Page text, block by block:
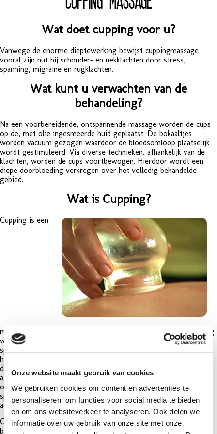
Onze website maakt gebruik van cookies
We gebruiken cookies om content en advertenties te
personaliseren, om functies voor social media te bieden
en om ons websiteverkeer te analyseren. Ook delen we
informatie over uw gebruik van onze site met onze
Wat doet cupping voor u?
Vanwege de enorme dieptewerking bewijst cuppingmassage
vooral zijn nut bij schouder- en nekklachten door stress,
spanning, migraine en rugklachten.
Wat kunt u verwachten van de
behandeling?
Na een voorbereidende, ontspannende massage worden de cups
op de, met olie ingesmeerde huid geplaatst. De bokaaltjes
worden vacuüm gezogen waardoor de bloedsomloop plaatselijk
wordt gestimuleerd. Via diverse technieken, afhankelijk van de
klachten, worden de cups voortbewogen. Hierdoor wordt een
diepe doorbloeding verkregen over het volledig behandelde
gebied.
Wat is Cupping?
Cupping is een
massagetechniek die binnen de Oosterse geneeskunde veelvuldig
wordt gebruikt en werd ontwikkeld om gifstoffen en
spierkrampen vanuit diepere lichaamsweefsels naar het
huidoppervlak te trekken. Doordat de spieren en de huid goed
doorbloed raken, wordt het voor het lichaam eenvoudiger
afvalstoffen te verwijderen, met als gevolg een algehele
ontspanning. Cupping heeft een enorme dieptewerking, doordat
speciale glazen bokaaltjes vacuüm op de huid worden
aangebracht.
Cupping is een vorm van acupunctuur die gericht is op de
beweging van de energie, het bloed, en de lichaamsvloeistoffen.